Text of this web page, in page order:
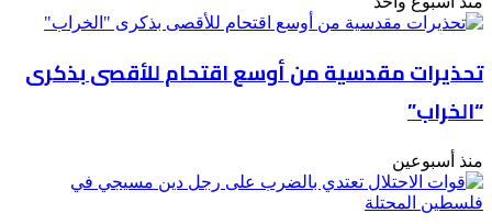
تحذيرات مقدسية من أوسع اقتحام للأقصى بذكرى
“الخراب”
منذ أسبوعين